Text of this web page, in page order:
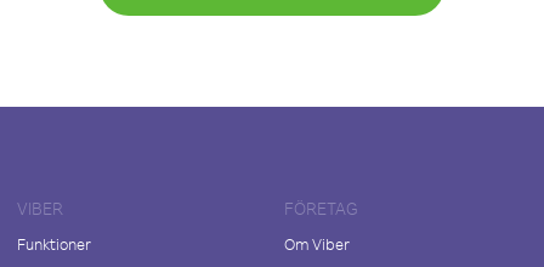
VIBER
Funktioner
FÖRETAG
Om Viber